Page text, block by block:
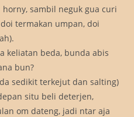
sambil neguk gua curi
termakan umpan, doi
keliatan beda, bunda abis
bun?
sedikit terkejut dan salting)
situ beli deterjen,
om dateng, jadi ntar aja